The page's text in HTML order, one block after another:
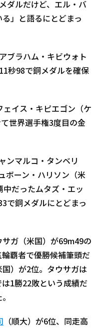
ダルだけど、エル・バ
」と語るにとどまっ
ブラハム・キビウォト
秒98で銅メダルを確保
イス・キピエゴン（ケ
世界選手権3度目の金
ンマルコ・タンベリ
ボーン・ハリソン（米
中だったムタズ・エッ
で銅メダルにとどまっ
ガ（米国）が69m49の
覇者で優勝候補筆頭だ
）が2位。タウサガは
1勝22敗という成績だ
（順大）が6位、同走高